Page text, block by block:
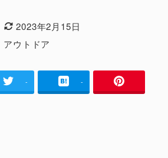
更新日
2023年2月15日
ゴリー
アウトドア
- -